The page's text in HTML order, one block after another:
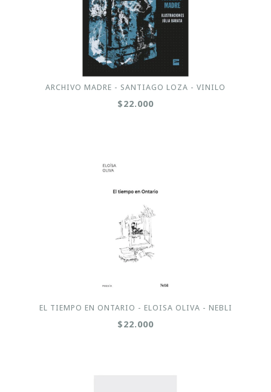
ARCHIVO MADRE - SANTIAGO LOZA - VINILO
$22.000
EL TIEMPO EN ONTARIO - ELOISA OLIVA - NEBLI
$22.000